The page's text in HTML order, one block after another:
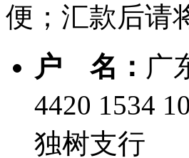
便；汇款后请
户 名： 广
4420 1534
独树支行